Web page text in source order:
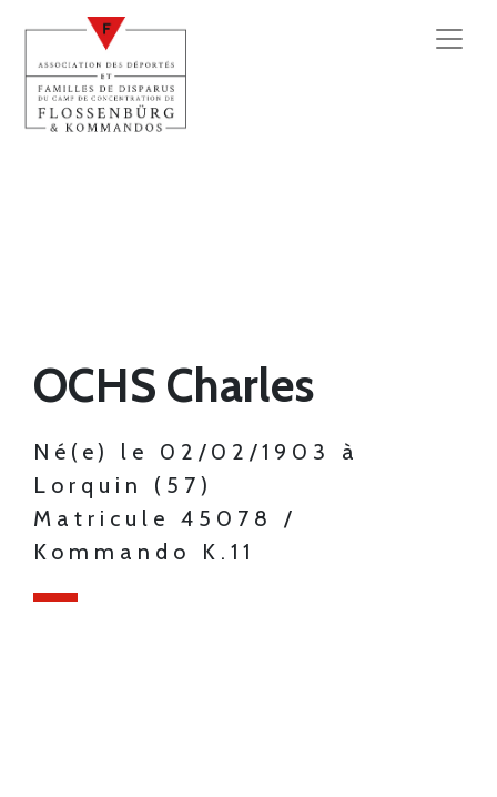
OCHS Charles
Né(e) le 02/02/1903 à
Lorquin (57)
Matricule 45078 /
Kommando K.11